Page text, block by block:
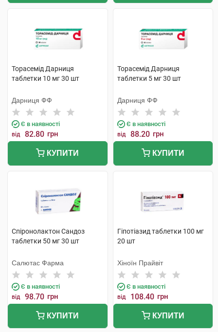
Торасемід Дарниця
таблетки 10 мг 30 шт
Дарниця ФФ
Є в наявності
від 82.80 грн
КУПИТИ
Торасемід Дарниця
таблетки 5 мг 30 шт
Дарниця ФФ
Є в наявності
від 88.20 грн
КУПИТИ
Спіронолактон Сандоз
таблетки 50 мг 30 шт
Салютас Фарма
Є в наявності
від 98.70 грн
КУПИТИ
Гіпотіазид таблетки 100 мг
20 шт
Хіноїн Прайвіт
Є в наявності
від 108.40 грн
КУПИТИ